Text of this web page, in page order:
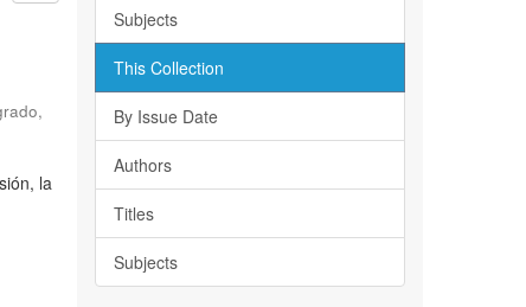
,
la
Subjects
This Collection
By Issue Date
Authors
Titles
Subjects